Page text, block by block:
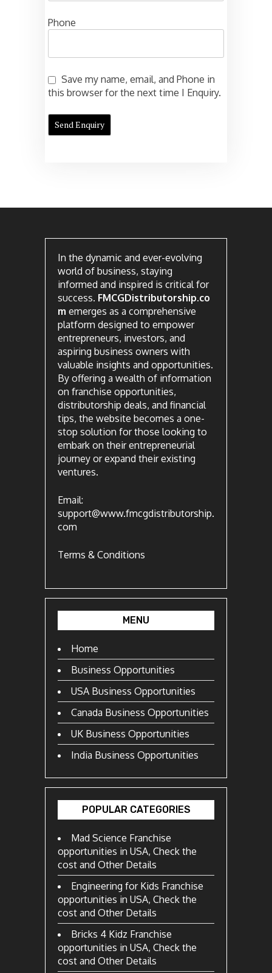
Phone
Save my name, email, and Phone in
this browser for the next time I Enquiry.
In the dynamic and ever-evolving
world of business, staying
informed and inspired is critical for
success. FMCGDistributorship.co
m emerges as a comprehensive
platform designed to empower
entrepreneurs, investors, and
aspiring business owners with
valuable insights and opportunities.
By offering a wealth of information
on franchise opportunities,
distributorship deals, and financial
tips, the website becomes a one-
stop solution for those looking to
embark on their entrepreneurial
journey or expand their existing
ventures.
Email:
support@www.fmcgdistributorship.
com
Terms & Conditions
MENU
Home
Business Opportunities
USA Business Opportunities
Canada Business Opportunities
UK Business Opportunities
India Business Opportunities
POPULAR CATEGORIES
Mad Science Franchise
opportunities in USA, Check the
cost and Other Details
Engineering for Kids Franchise
opportunities in USA, Check the
cost and Other Details
Bricks 4 Kidz Franchise
opportunities in USA, Check the
cost and Other Details